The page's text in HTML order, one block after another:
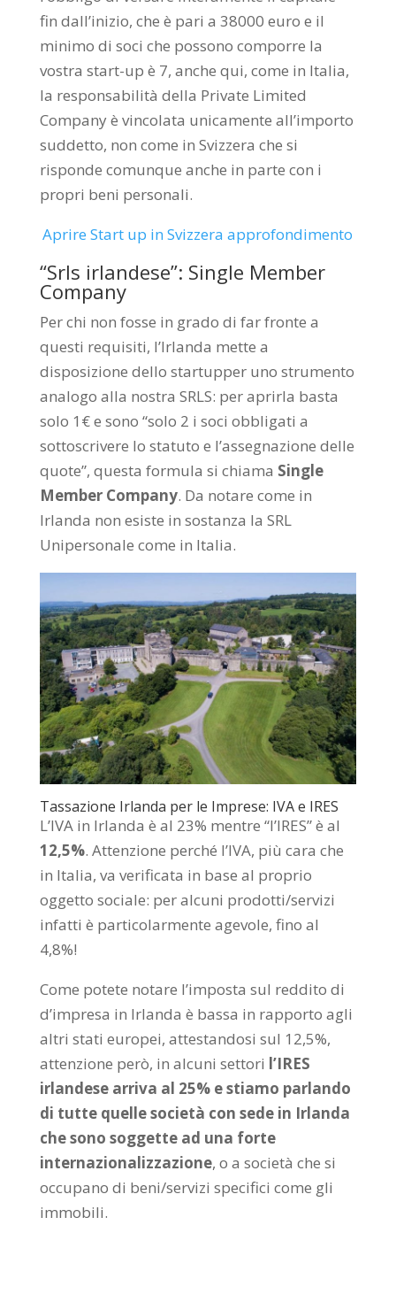
fin dall’inizio, che è pari a 38000 euro e il
minimo di soci che possono comporre la
vostra start-up è 7, anche qui, come in Italia,
la responsabilità della Private Limited
Company è vincolata unicamente all’importo
suddetto, non come in Svizzera che si
risponde comunque anche in parte con i
propri beni personali.
Aprire Start up in Svizzera approfondimento
“Srls irlandese”: Single Member
Company
Per chi non fosse in grado di far fronte a
questi requisiti, l’Irlanda mette a
disposizione dello startupper uno strumento
analogo alla nostra SRLS: per aprirla basta
solo 1€ e sono “solo 2 i soci obbligati a
sottoscrivere lo statuto e l’assegnazione delle
quote”, questa formula si chiama Single
Member Company. Da notare come in
Irlanda non esiste in sostanza la SRL
Unipersonale come in Italia.
Tassazione Irlanda per le Imprese: IVA e IRES
L’IVA in Irlanda è al 23% mentre “l’IRES” è al
12,5%. Attenzione perché l’IVA, più cara che
in Italia, va verificata in base al proprio
oggetto sociale: per alcuni prodotti/servizi
infatti è particolarmente agevole, fino al
4,8%!
Come potete notare l’imposta sul reddito di
d’impresa in Irlanda è bassa in rapporto agli
altri stati europei, attestandosi sul 12,5%,
attenzione però, in alcuni settori l’IRES
irlandese arriva al 25% e stiamo parlando
di tutte quelle società con sede in Irlanda
che sono soggette ad una forte
internazionalizzazione, o a società che si
occupano di beni/servizi specifici come gli
immobili.